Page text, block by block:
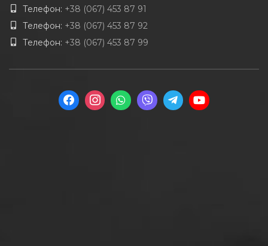
Телефон: +38 (067) 453 87 91
Телефон: +38 (067) 453 87 92
Телефон: +38 (067) 453 87 99